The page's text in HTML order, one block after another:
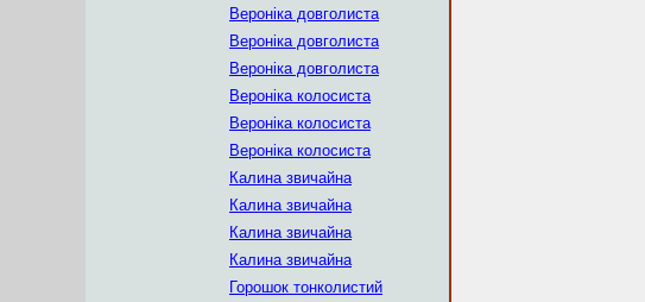
Вероніка довголиста
Вероніка довголиста
Вероніка довголиста
Вероніка колосиста
Вероніка колосиста
Вероніка колосиста
Калина звичайна
Калина звичайна
Калина звичайна
Калина звичайна
Горошок тонколистий